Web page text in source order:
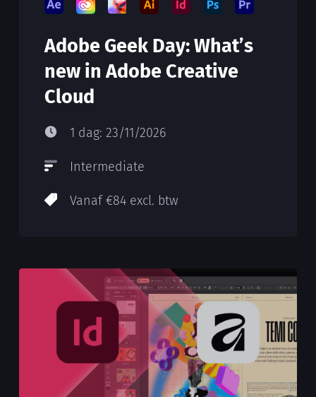
Adobe Geek Day: What’s
new in Adobe Creative
Cloud
1 dag: 23/11/2026
Intermediate
Vanaf €84 excl. btw